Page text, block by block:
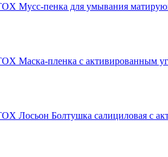
Мусс-пенка для умывания
Маска-пленка с активированным
Лосьон Болтушка салициловая с